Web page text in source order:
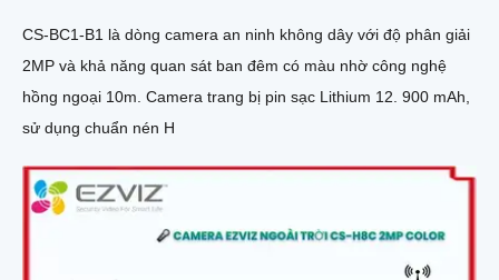
CS-BC1-B1 là dòng camera an ninh không dây với độ phân giải
2MP và khả năng quan sát ban đêm có màu nhờ công nghệ
hồng ngoại 10m. Camera trang bị pin sạc Lithium 12. 900 mAh,
sử dụng chuẩn nén H